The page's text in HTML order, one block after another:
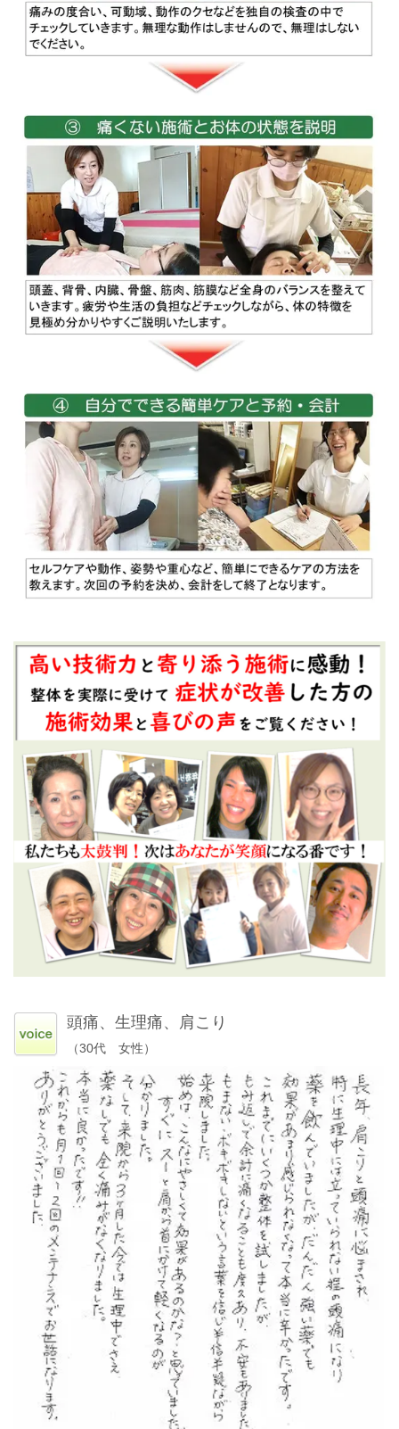
頭痛、生理痛、肩こり
（30代 女性）